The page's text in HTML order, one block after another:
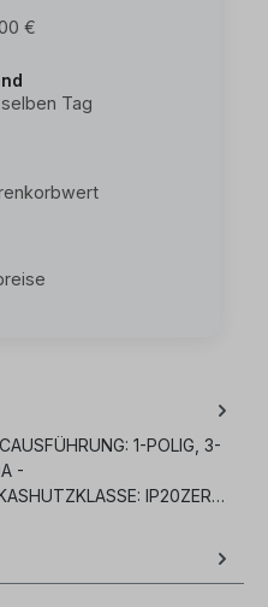
€
Tag
1-POLIG, 3-
-
IP20ZER…